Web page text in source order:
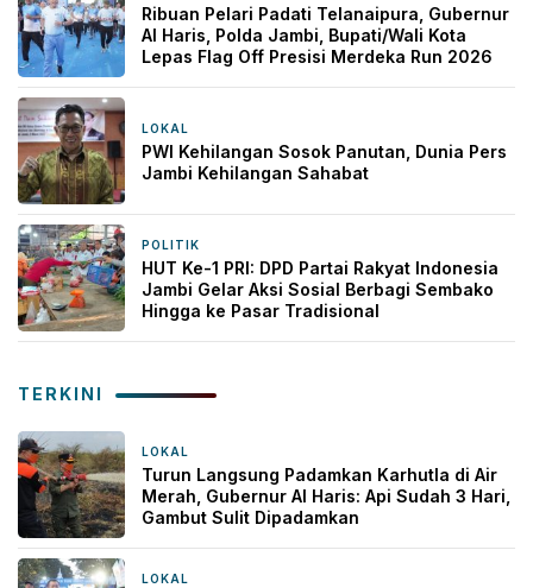
Ribuan Pelari Padati Telanaipura, Gubernur
Al Haris, Polda Jambi, Bupati/Wali Kota
Lepas Flag Off Presisi Merdeka Run 2026
LOKAL
PWI Kehilangan Sosok Panutan, Dunia Pers
Jambi Kehilangan Sahabat
POLITIK
HUT Ke-1 PRI: DPD Partai Rakyat Indonesia
Jambi Gelar Aksi Sosial Berbagi Sembako
Hingga ke Pasar Tradisional
TERKINI
LOKAL
Turun Langsung Padamkan Karhutla di Air
Merah, Gubernur Al Haris: Api Sudah 3 Hari,
Gambut Sulit Dipadamkan
LOKAL